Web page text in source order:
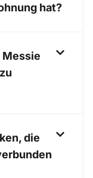
hat?
Messie
die